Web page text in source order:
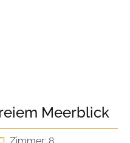
Meerblick